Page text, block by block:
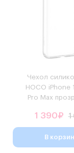
Чехол
HOCO iPhone
Pro Max
1 390₽ 1
В